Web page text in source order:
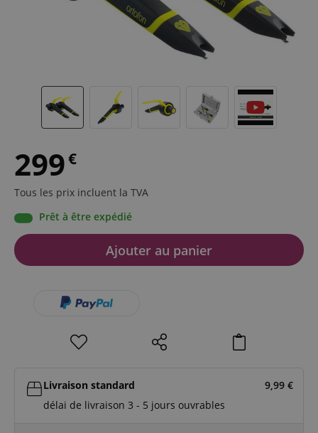
299€
Tous les prix incluent la TVA
Prêt à être expédié
Ajouter au panier
Livraison standard 9,99 €
délai de livraison 3 - 5 jours ouvrables